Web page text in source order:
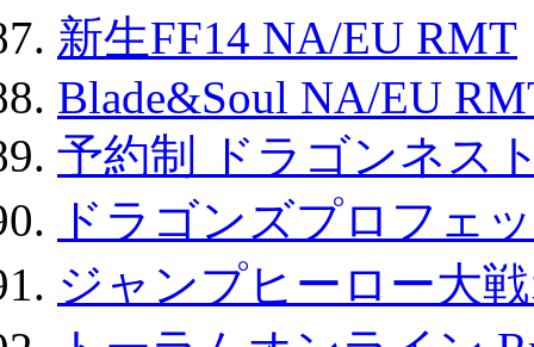
新生FF14 NA/EU RMT
Blade&Soul NA/EU
予約制 ドラゴンネス
ドラゴンズプロフェ
ジャンプヒーロー大